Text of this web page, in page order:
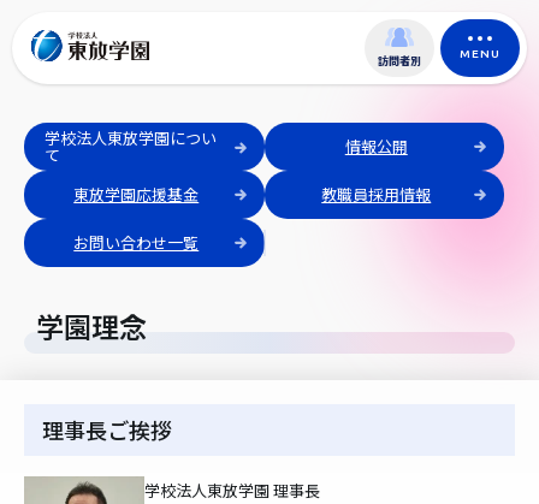
訪問者別 MENU
学校法人東放学園につい
て 情報公開
東放学園応援基金 教職員採用情報
お問い合わせ一覧
学園理念
理事長ご挨拶
学校法人東放学園 理事長